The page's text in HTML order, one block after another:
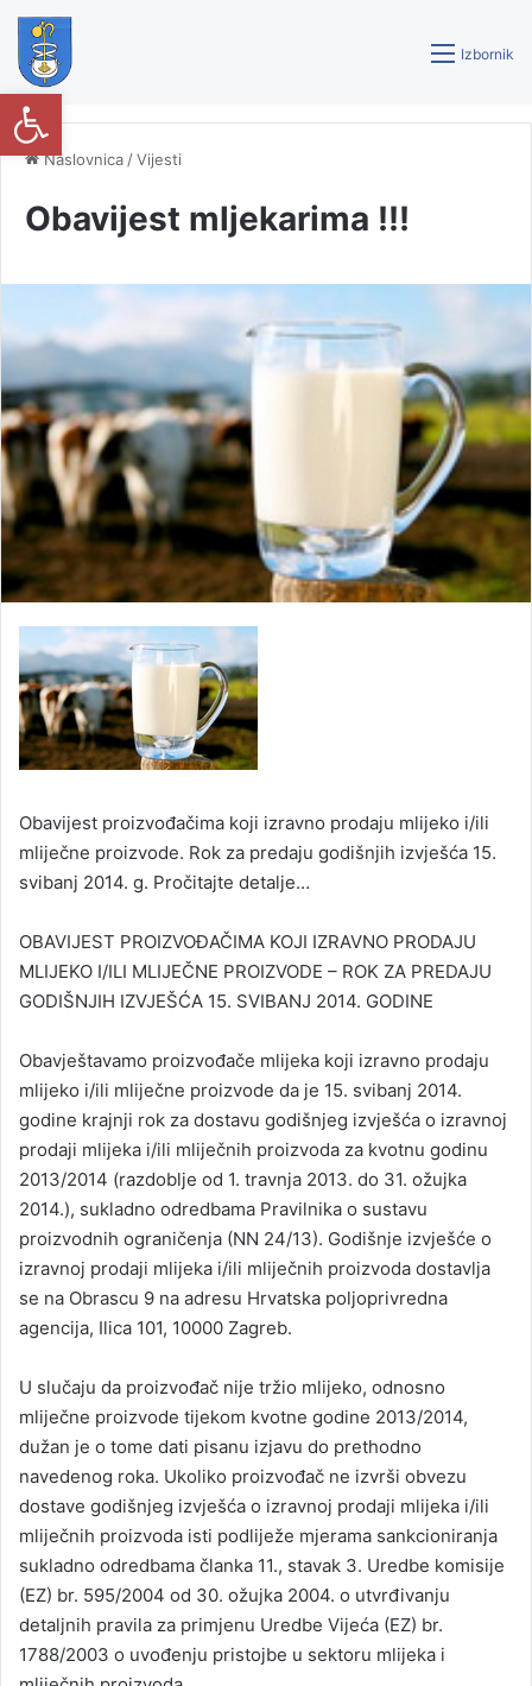
Izbornik
Naslovnica /Vijesti
Obavijest mljekarima !!!
Obavijest proizvođačima koji izravno prodaju mlijeko i/ili
mliječne proizvode. Rok za predaju godišnjih izvješća 15.
svibanj 2014. g. Pročitajte detalje…
OBAVIJEST PROIZVOĐAČIMA KOJI IZRAVNO PRODAJU
MLIJEKO I/ILI MLIJEČNE PROIZVODE – ROK ZA PREDAJU
GODIŠNJIH IZVJEŠĆA 15. SVIBANJ 2014. GODINE
Obavještavamo proizvođače mlijeka koji izravno prodaju
mlijeko i/ili mliječne proizvode da je 15. svibanj 2014.
godine krajnji rok za dostavu godišnjeg izvješća o izravnoj
prodaji mlijeka i/ili mliječnih proizvoda za kvotnu godinu
2013/2014 (razdoblje od 1. travnja 2013. do 31. ožujka
2014.), sukladno odredbama Pravilnika o sustavu
proizvodnih ograničenja (NN 24/13). Godišnje izvješće o
izravnoj prodaji mlijeka i/ili mliječnih proizvoda dostavlja
se na Obrascu 9 na adresu Hrvatska poljoprivredna
agencija, Ilica 101, 10000 Zagreb.
U slučaju da proizvođač nije tržio mlijeko, odnosno
mliječne proizvode tijekom kvotne godine 2013/2014,
dužan je o tome dati pisanu izjavu do prethodno
navedenog roka. Ukoliko proizvođač ne izvrši obvezu
dostave godišnjeg izvješća o izravnoj prodaji mlijeka i/ili
mliječnih proizvoda isti podliježe mjerama sankcioniranja
sukladno odredbama članka 11., stavak 3. Uredbe komisije
(EZ) br. 595/2004 od 30. ožujka 2004. o utvrđivanju
detaljnih pravila za primjenu Uredbe Vijeća (EZ) br.
1788/2003 o uvođenju pristojbe u sektoru mlijeka i
Open toolbar